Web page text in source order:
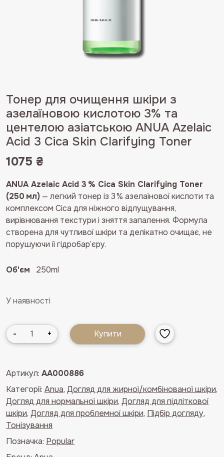
Тонер для очищення шкіри з
азелаїновою кислотою 3% та
центелою азіатською ANUA Azelaic
Acid 3 Cica Skin Clarifying Toner
1075 ₴
ANUA Azelaic Acid 3 % Cica Skin Clarifying Toner
(250 мл) — легкий тонер із 3 % азелаїнової кислоти та
комплексом Cica для ніжного відлущування,
вирівнювання текстури і зняття запалення. Формула
створена для чутливої шкіри та делікатно очищає, не
порушуючи її гідробар’єру.
Об'єм 250ml
У наявності
Тонер
для
з
азелаїновою
кислотою
3%
та
центелою
- + Купити
Артикул: AA000886
Категорії: Anua, Догляд для жирної/комбінованої шкіри,
Догляд для нормальної шкіри, Догляд для підліткової
шкіри, Догляд для проблемної шкіри, Підбір догляду,
Тонізування
Позначка: Popular